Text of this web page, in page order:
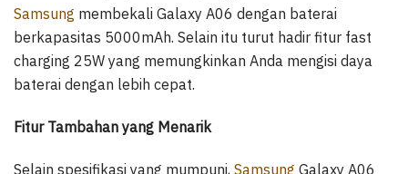
Samsung membekali Galaxy A06 dengan baterai
berkapasitas 5000mAh. Selain itu turut hadir fitur fast
charging 25W yang memungkinkan Anda mengisi daya
baterai dengan lebih cepat.
Fitur Tambahan yang Menarik
Selain spesifikasi yang mumpuni, Samsung Galaxy A06